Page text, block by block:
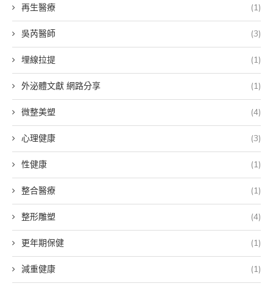
再生醫療 (1)
吳芮醫師 (3)
埋線拉提 (1)
外泌體文獻 網路分享 (1)
微整美塑 (4)
心理健康 (3)
性健康 (1)
整合醫療 (1)
整形雕塑 (4)
更年期保健 (1)
減重健康 (1)